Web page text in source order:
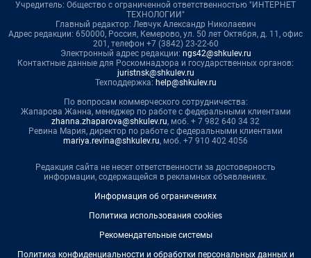
Учредитель: Общество с ограниченной ответственностью "ИНТЕРНЕТ
ТЕХНОЛОГИИ"
Главный редактор: Левчук Александр Николаевич
Адрес редакции: 650000, Россия, Кемерово, ул. 50 лет Октября, д. 11, офис
201, телефон +7 (3842) 23-22-60
Электронный адрес редакции: ngs42@shkulev.ru
Контактные данные для Роскомнадзора и государственных органов:
juristnsk@shkulev.ru
Техподдержка: help@shkulev.ru
По вопросам коммерческого сотрудничества:
Жапарова Жанна, менеджер по работе с федеральными клиентами
zhanna.zhaparova@shkulev.ru, моб. + 7 982 640 34 32
Ревина Мария, директор по работе с федеральными клиентами
mariya.revina@shkulev.ru, моб. +7 910 402 4056
Редакция сайта не несет ответственности за достоверность
информации, содержащейся в рекламных объявлениях.
Информация об ограничениях
Политика использования cookies
Рекомендательные системы
Политика конфиденциальности и обработки персональных данных и